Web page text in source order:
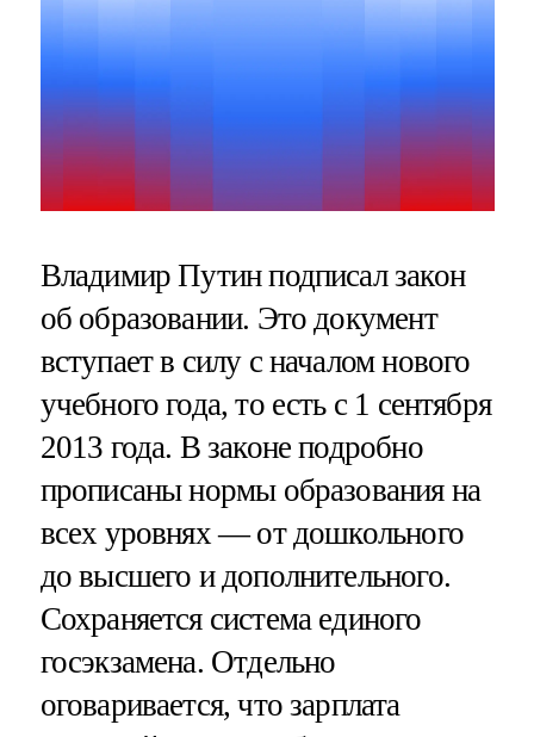
Владимир Путин подписал закон
об образовании. Это документ
вступает в силу с началом нового
учебного года, то есть с 1 сентября
2013 года. В законе подробно
прописаны нормы образования на
всех уровнях — от дошкольного
до высшего и дополнительного.
Сохраняется система единого
госэкзамена. Отдельно
оговаривается, что зарплата